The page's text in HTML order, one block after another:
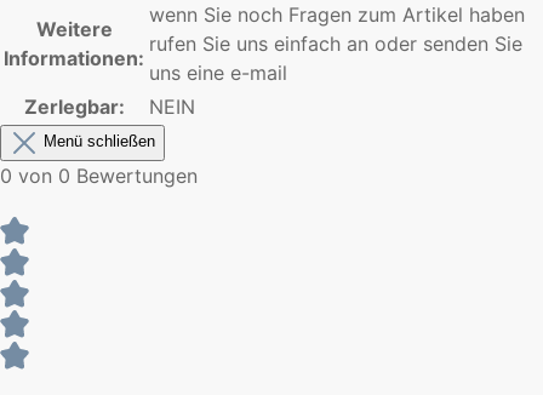
Weitere
Informationen:
wenn Sie noch Fragen zum Artikel haben
rufen Sie uns einfach an oder senden Sie
uns eine e-mail
Zerlegbar:
NEIN
Menü schließen
0 von 0 Bewertungen